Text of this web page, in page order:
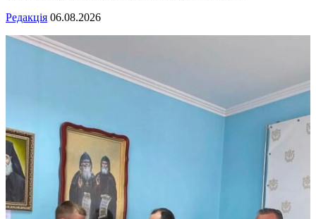
Редакція 06.08.2026